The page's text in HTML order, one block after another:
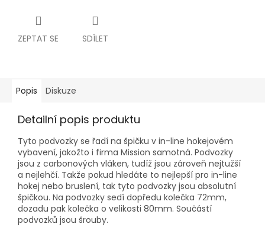
ZEPTAT SE SDÍLET
Popis Diskuze
Detailní popis produktu
Tyto podvozky se řadí na špičku v in-line hokejovém
vybavení, jakožto i firma Mission samotná. Podvozky
jsou z carbonových vláken, tudíž jsou zároveň nejtužší
a nejlehčí. Takže pokud hledáte to nejlepší pro in-line
hokej nebo bruslení, tak tyto podvozky jsou absolutní
špičkou. Na podvozky sedí dopředu kolečka 72mm,
dozadu pak kolečka o velikosti 80mm. Součástí
podvozků jsou šrouby.